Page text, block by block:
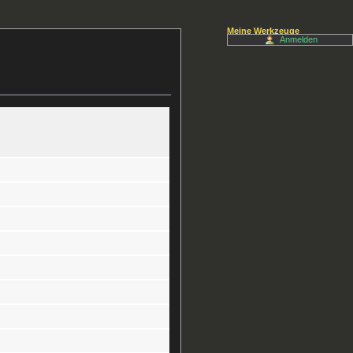
Meine Werkzeuge
Anmelden